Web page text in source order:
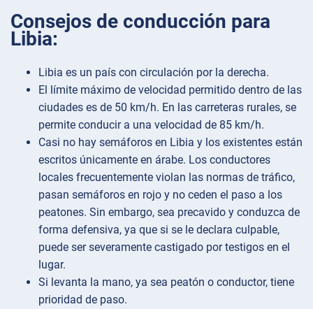
Consejos de conducción para
Libia:
Libia es un país con circulación por la derecha.
El límite máximo de velocidad permitido dentro de las
ciudades es de 50 km/h. En las carreteras rurales, se
permite conducir a una velocidad de 85 km/h.
Casi no hay semáforos en Libia y los existentes están
escritos únicamente en árabe. Los conductores
locales frecuentemente violan las normas de tráfico,
pasan semáforos en rojo y no ceden el paso a los
peatones. Sin embargo, sea precavido y conduzca de
forma defensiva, ya que si se le declara culpable,
puede ser severamente castigado por testigos en el
lugar.
Si levanta la mano, ya sea peatón o conductor, tiene
prioridad de paso.